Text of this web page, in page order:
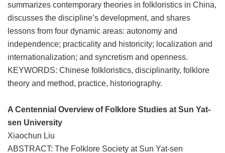
summarizes contemporary theories in folkloristics in China,
discusses the discipline’s development, and shares
lessons from four dynamic areas: autonomy and
independence; practicality and historicity; localization and
internationalization; and syncretism and openness.
KEYWORDS: Chinese folkloristics, disciplinarity, folklore
theory and method, practice, historiography.
A Centennial Overview of Folklore Studies at Sun Yat-
sen University
Xiaochun Liu
ABSTRACT: The Folklore Society at Sun Yat-sen